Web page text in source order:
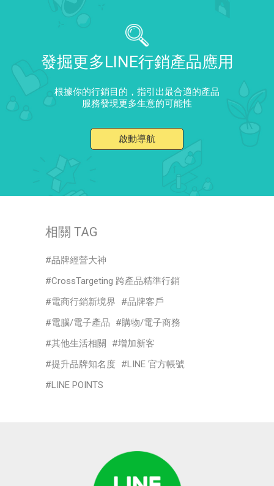
發掘更多LINE行銷產品應用
根據你的行銷目的，指引出最合適的產品
服務發現更多生意的可能性
啟動導航
相關 TAG
品牌經營大神
CrossTargeting 跨產品精準行銷
電商行銷新境界
品牌客戶
電腦/電子產品
購物/電子商務
其他生活相關
增加新客
提升品牌知名度
LINE 官方帳號
LINE POINTS